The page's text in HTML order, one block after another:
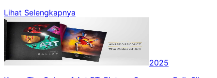
Lihat Selengkapnya
2025